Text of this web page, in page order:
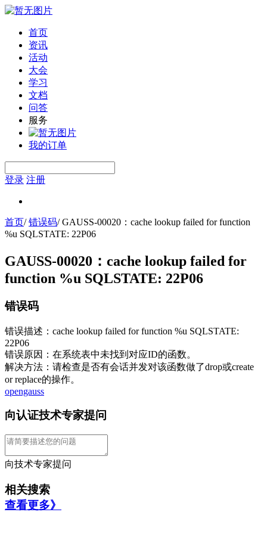
首页
资讯
活动
大会
学习
文档
问答
服务
我的订单
登录 注册
首页/错误码/GAUSS-00020：cache lookup failed for function
%u SQLSTATE: 22P06
GAUSS-00020：cache lookup failed for
function %u SQLSTATE: 22P06
错误码
错误描述：cache lookup failed for function %u SQLSTATE:
22P06
错误原因：在系统表中未找到对应ID的函数。
解决方法：请检查是否有会话并发对该函数做了drop或create
or replace的操作。
opengauss
向认证技术专家提问
向技术专家提问
相关搜索
查看更多》